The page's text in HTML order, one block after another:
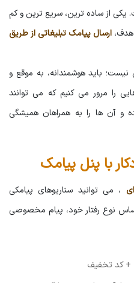
از ساده ترین، سریع ترین و کم
هدف، ارسال پیامک تبلیغاتی از طریق
نیست؛ باید هوشمندانه، به موقع و
را مرور می کنیم که می توانند
و آن ها را به همراهان همیشگی
با پنل پیامک
، می توانید سناریوهای پیامکی
نوع رفتار خود، پیام مخصوصی
+ کد تخفیف